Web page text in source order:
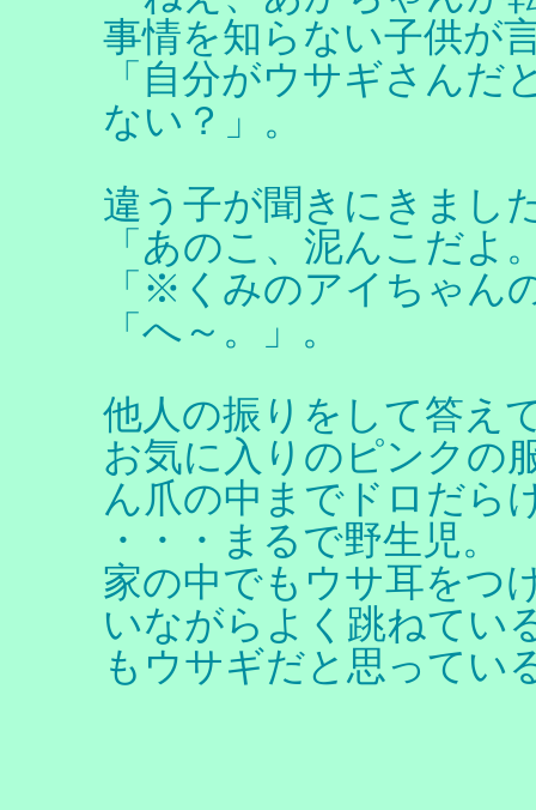
事情を知らない子供が
「自分がウサギさんだ
ない？」。
違う子が聞きにきまし
「あのこ、泥んこだよ
「※くみのアイちゃん
「へ～。」。
他人の振りをして答え
お気に入りのピンクの
ん爪の中までドロだら
・・・まるで野生児。
家の中でもウサ耳をつ
いながらよく跳ねてい
もウサギだと思ってい